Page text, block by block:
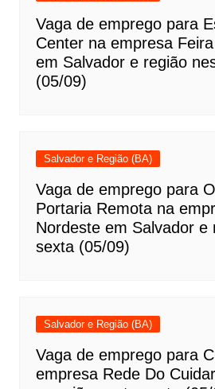
Vaga de emprego para
Center na empresa
em Salvador e região
(05/09)
Salvador e Região (BA)
Vaga de emprego para
Portaria Remota na
Nordeste em Salvador e
sexta (05/09)
Salvador e Região (BA)
Vaga de emprego para
empresa Rede Do